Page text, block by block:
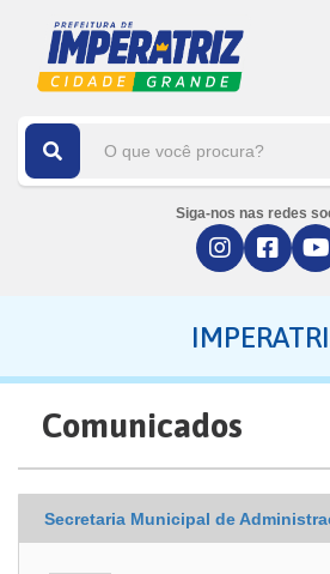
Siga-nos nas redes
Comunicados
Secretaria Municipal de